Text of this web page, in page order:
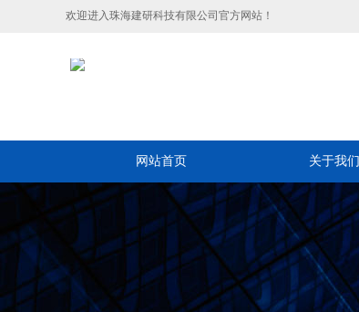
欢迎进入珠海建研科技有限公司官方网站！
网站首页 关于我们